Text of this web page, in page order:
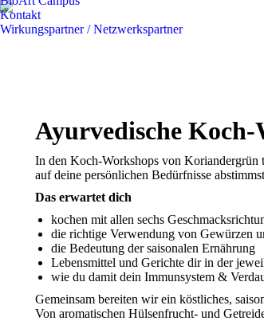
Kontakt
Wirkungspartner / Netzwerkspartner
Ayurvedische
In den Koch-Workshops von Koriandergrün
auf deine persönlichen Bedürfnisse
Das erwartet dich
kochen mit allen sechs
die richtige Verwendung von Gewürzen
die Bedeutung der saisonalen Ernährung
Lebensmittel und Gerichte dir in der
wie du damit dein Immunsystem &
Gemeinsam bereiten wir ein köstliches,
Von aromatischen Hülsenfrucht- und